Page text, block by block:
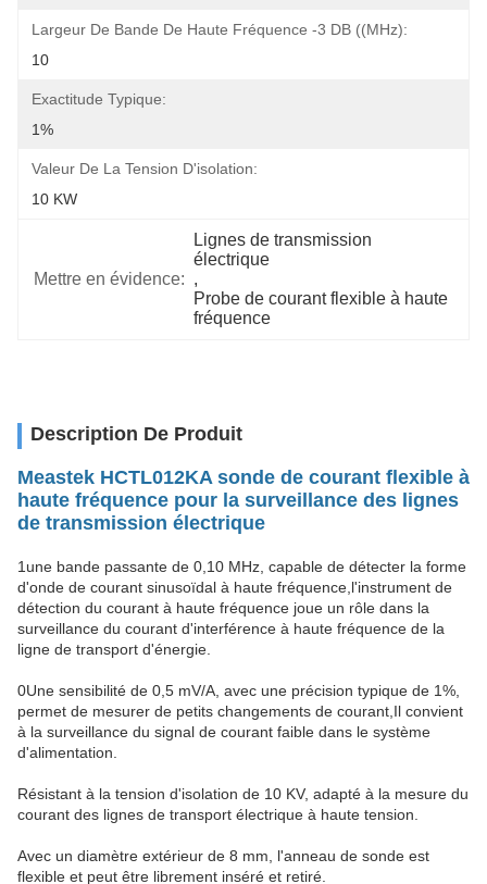
Largeur De Bande De Haute Fréquence -3 DB ((MHz):
10
Exactitude Typique:
1%
Valeur De La Tension D'isolation:
10 KW
Mettre en évidence:
Lignes de transmission
électrique
,
Probe de courant flexible à haute
fréquence
Description De Produit
Meastek HCTL012KA sonde de courant flexible à
haute fréquence pour la surveillance des lignes
de transmission électrique
1une bande passante de 0,10 MHz, capable de détecter la forme
d'onde de courant sinusoïdal à haute fréquence,l'instrument de
détection du courant à haute fréquence joue un rôle dans la
surveillance du courant d'interférence à haute fréquence de la
ligne de transport d'énergie.
0Une sensibilité de 0,5 mV/A, avec une précision typique de 1%,
permet de mesurer de petits changements de courant, Il convient
à la surveillance du signal de courant faible dans le système
d'alimentation.
Résistant à la tension d'isolation de 10 KV, adapté à la mesure du
courant des lignes de transport électrique à haute tension.
Avec un diamètre extérieur de 8 mm, l'anneau de sonde est
flexible et peut être librement inséré et retiré.